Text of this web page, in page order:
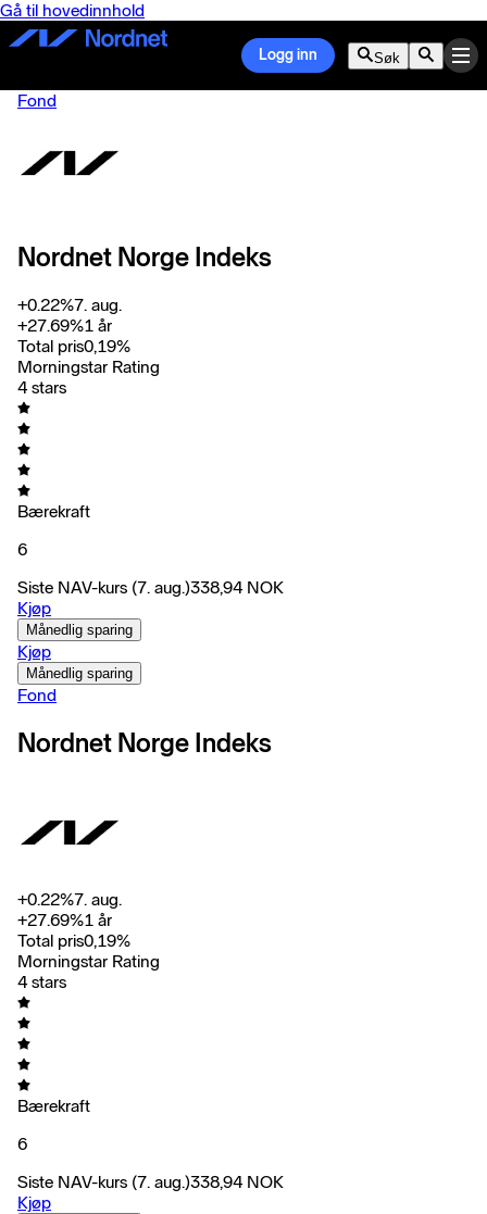
Gå til hovedinnhold
Logg inn Søk
Fond
Nordnet Norge Indeks
+0.22%7. aug.
+27.69%1 år
Total pris0,19%
Morningstar Rating
4 stars
Bærekraft
6
Siste NAV-kurs (7. aug.)338,94 NOK
Kjøp
Månedlig sparing
Kjøp
Månedlig sparing
Fond
Nordnet Norge Indeks
+0.22%7. aug.
+27.69%1 år
Total pris0,19%
Morningstar Rating
4 stars
Bærekraft
6
Siste NAV-kurs (7. aug.)338,94 NOK
Kjøp